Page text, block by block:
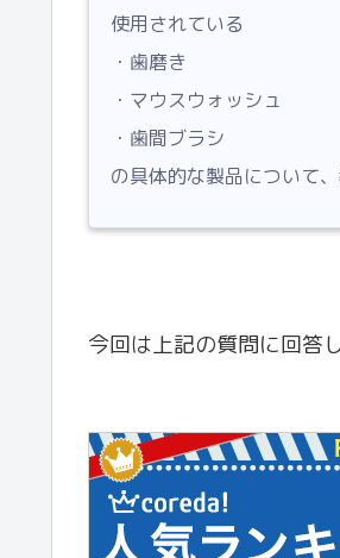
使用されている
・歯磨き
・マウスウォッシュ
・歯間ブラシ
の具体的な製品について
今回は上記の質問に回答